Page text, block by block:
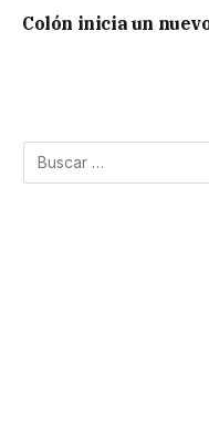
Colón inicia un